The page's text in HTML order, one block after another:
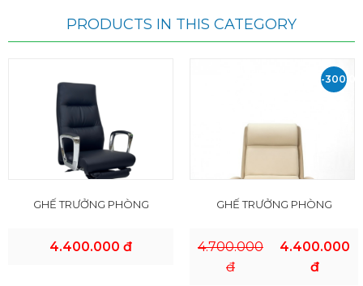
PRODUCTS IN THIS CATEGORY
GHẾ TRƯỞNG PHÒNG
4.400.000 đ
-
GHẾ TRƯỞNG PHÒNG
4.700.000
đ
4.400.000
đ